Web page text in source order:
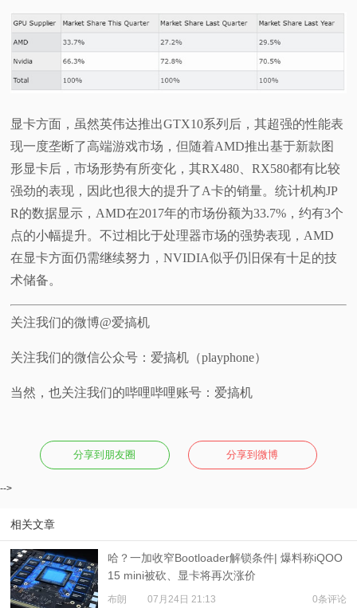
显卡方面，虽然英伟达推出GTX10系列后，其超强的性能表
现一度垄断了高端游戏市场，但随着AMD推出基于新款图
形显卡后，市场形势有所变化，其RX480、RX580都有比较
强劲的表现，因此也很大的提升了A卡的销量。统计机构JP
R的数据显示，AMD在2017年的市场份额为33.7%，约有3个
点的小幅提升。不过相比于处理器市场的强势表现，AMD
在显卡方面仍需继续努力，NVIDIA似乎仍旧保有十足的技
术储备。
关注我们的微博@爱搞机
关注我们的微信公众号：爱搞机（playphone）
当然，也关注我们的哔哩哔哩账号：爱搞机
分享到朋友圈 分享到微博
-->
相关文章
哈？一加收窄Bootloader解锁条件| 爆料称iQOO
15 mini被砍、显卡将再次涨价
布朗 07月24日 21:13 0条评论